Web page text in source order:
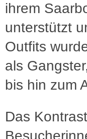
ihrem
unterstützt
Outfits
als
bis hin zum
Das